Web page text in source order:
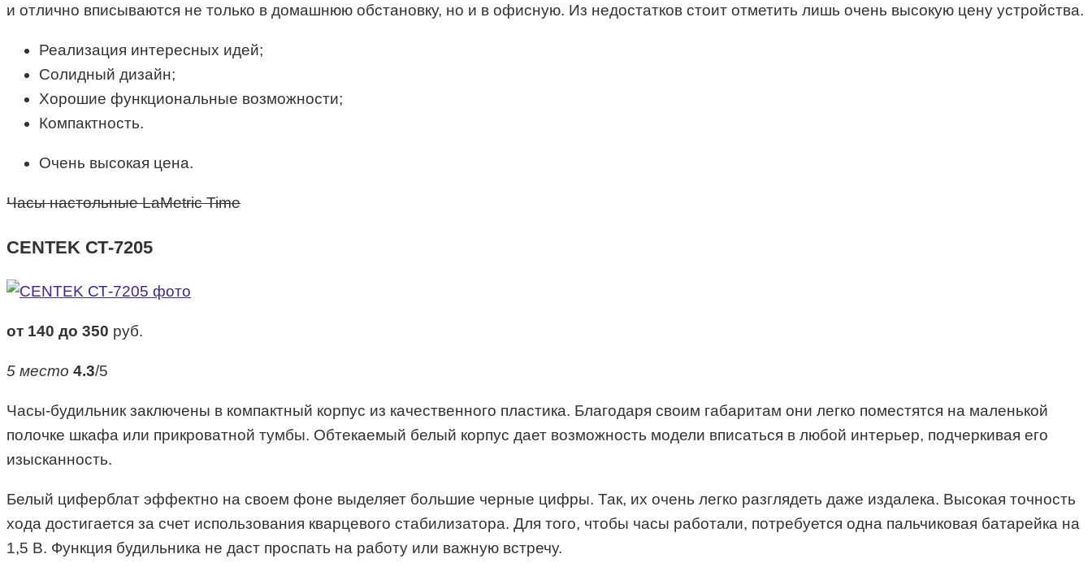
и отлично вписываются не только в домашнюю обстановку, но и в офисную. Из недостатков стоит отметить лишь очень высокую цену устройства.
Реализация интересных идей;
Солидный дизайн;
Хорошие функциональные возможности;
Компактность.
Очень высокая цена.
Часы настольные LaMetric Time
CENTEK СТ-7205
от 140 до 350 руб.
5 место 4.3/5
Часы-будильник заключены в компактный корпус из качественного пластика. Благодаря своим габаритам они легко поместятся на маленькой
полочке шкафа или прикроватной тумбы. Обтекаемый белый корпус дает возможность модели вписаться в любой интерьер, подчеркивая его
изысканность.
Белый циферблат эффектно на своем фоне выделяет большие черные цифры. Так, их очень легко разглядеть даже издалека. Высокая точность
хода достигается за счет использования кварцевого стабилизатора. Для того, чтобы часы работали, потребуется одна пальчиковая батарейка на
1,5 В. Функция будильника не даст проспать на работу или важную встречу.